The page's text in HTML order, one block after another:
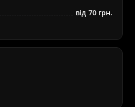
від 70 грн.